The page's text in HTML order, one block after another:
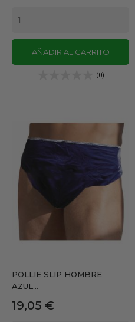
AÑADIR AL CARRITO
(0)
POLLIE SLIP HOMBRE
AZUL...
Precio
19,05 €